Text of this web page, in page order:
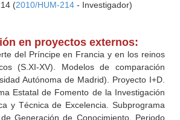
(2010/HUM-214- Investigador)
en proyectos externos:
del Príncipe en Francia y en los reinos
(S.XI-XV). Modelos de comparación
Autónoma de Madrid). Proyecto I+D.
Estatal de Fomento de la Investigación
y Técnica de Excelencia. Subprograma
Generación de Conocimiento. Periodo